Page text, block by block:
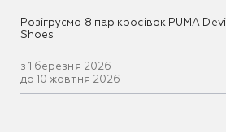
Розігруємо 8 пар кросівок PUMA
Shoes
з 1 березня 2026
до 10 жовтня 2026